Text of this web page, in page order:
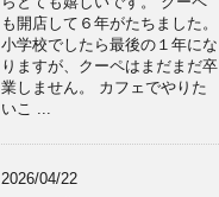
も開店して６年がたちました。
小学校でしたら最後の１年にな
りますが、クーペはまだまだ卒
業しません。 カフェでやりた
いこ ...
2026/04/22